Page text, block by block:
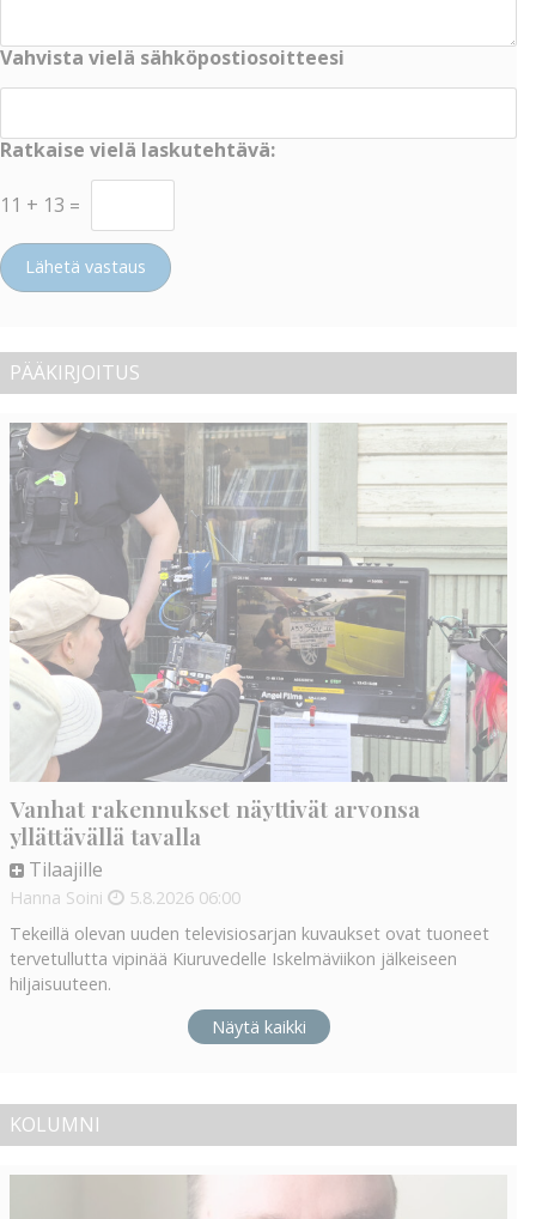
Vahvista vielä sähköpostiosoitteesi
Ratkaise vielä laskutehtävä:
11 + 13 =
Lähetä vastaus
PÄÄKIRJOITUS
Vanhat rakennukset näyttivät arvonsa
yllättävällä tavalla
Tilaajille
Hanna Soini 5.8.2026 06:00
Tekeillä olevan uuden televisiosarjan kuvaukset ovat tuoneet
tervetullutta vipinää Kiuruvedelle Iskelmäviikon jälkeiseen
hiljaisuuteen.
Näytä kaikki
KOLUMNI